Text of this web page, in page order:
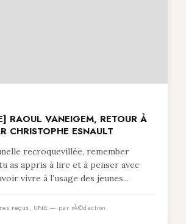
RAOUL VANEIGEM, RETOUR À
CHRISTOPHE ESNAULT
recroquevillée, remember
as appris à lire et à penser avec
vivre à l’usage des jeunes...
reçus, UNE — par rÃ©daction